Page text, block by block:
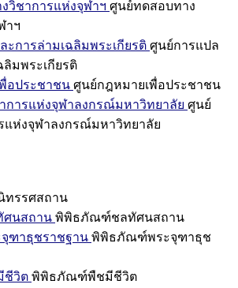
วิชาการแห่งจุฬาฯ ศูนย์ทดสอบทาง
าฯ
ะการล่ามเฉลิมพระเกียรติ ศูนย์การแปล
ลิมพระเกียรติ
อประชาชน ศูนย์กฎหมายเพื่อประชาชน
การแห่งจุฬาลงกรณ์มหาวิทยาลัย ศูนย์
แห่งจุฬาลงกรณ์มหาวิทยาลัย
ทรรศสถาน
นสถาน พิพิธภัณฑ์ชลทัศนสถาน
ฑาธุชราชฐาน พิพิธภัณฑ์พระจุฑาธุช
วิต พิพิธภัณฑ์พืชมีชีวิต